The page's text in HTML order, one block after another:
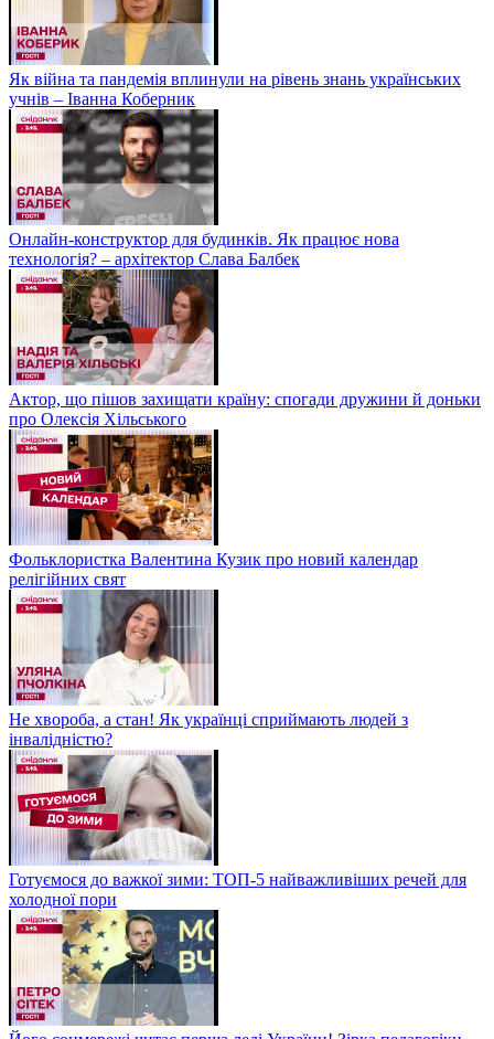
Як війна та пандемія вплинули на рівень знань українських
учнів – Іванна Коберник
Онлайн-конструктор для будинків. Як працює нова
технологія? – архітектор Слава Балбек
Актор, що пішов захищати країну: спогади дружини й доньки
про Олексія Хільського
Фольклористка Валентина Кузик про новий календар
релігійних свят
Не хвороба, а стан! Як українці сприймають людей з
інвалідністю?
Готуємося до важкої зими: ТОП-5 найважливіших речей для
холодної пори